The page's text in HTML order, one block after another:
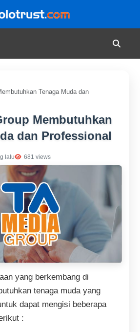
Tenaga Muda dan
Membutuhkan
dan Professional
lalu 681 views
yang berkembang di
tenaga muda yang
dapat mengisi beberapa
: